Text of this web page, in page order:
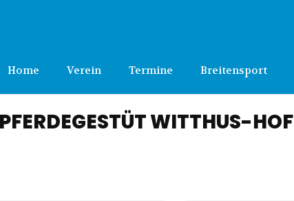
Home Verein Termine Breitensport
WITTHUS-HOF